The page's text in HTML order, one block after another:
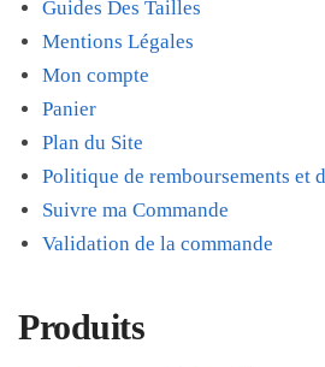
Guides Des Tailles
Mentions Légales
Mon compte
Panier
Plan du Site
Politique de remboursements et
Suivre ma Commande
Validation de la commande
Produits